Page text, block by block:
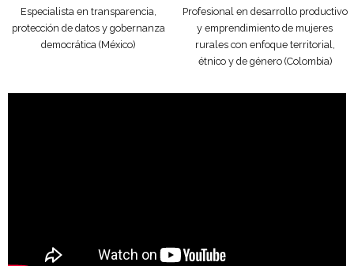
Especialista en transparencia,
protección de datos y gobernanza
democrática (México)
Profesional en desarrollo productivo
y emprendimiento de mujeres
rurales con enfoque territorial,
étnico y de género (Colombia)